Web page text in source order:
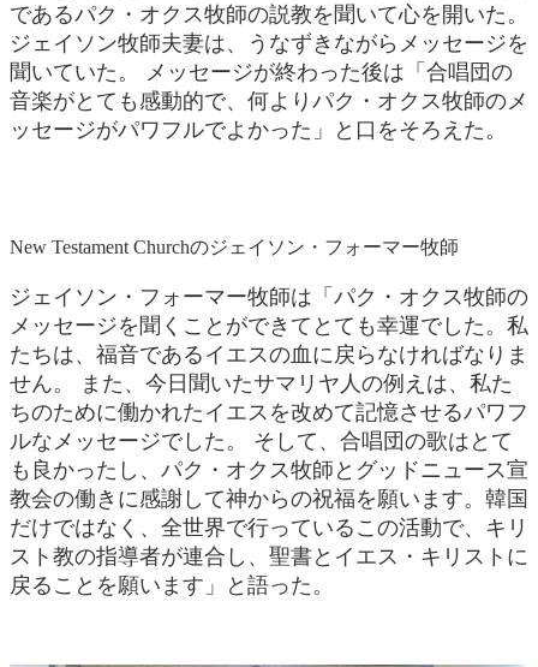
であるパク・オクス牧師の説教を聞いて心を開いた。
ジェイソン牧師夫妻は、うなずきながらメッセージを
聞いていた。 メッセージが終わった後は「合唱団の
音楽がとても感動的で、何よりパク・オクス牧師のメ
ッセージがパワフルでよかった」と口をそろえた。
New Testament Churchのジェイソン・フォーマー牧師
ジェイソン・フォーマー牧師は「パク・オクス牧師の
メッセージを聞くことができてとても幸運でした。私
たちは、福音であるイエスの血に戻らなければなりま
せん。 また、今日聞いたサマリヤ人の例えは、私た
ちのために働かれたイエスを改めて記憶させるパワフ
ルなメッセージでした。 そして、合唱団の歌はとて
も良かったし、パク・オクス牧師とグッドニュース宣
教会の働きに感謝して神からの祝福を願います。韓国
だけではなく、全世界で行っているこの活動で、キリ
スト教の指導者が連合し、聖書とイエス・キリストに
戻ることを願います」と語った。